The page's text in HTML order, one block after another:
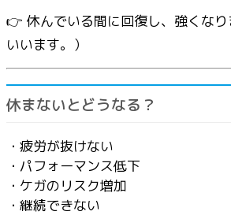
👉 休んでいる間に回復し、強くな
いいます。）
休まないとどうなる？
・疲労が抜けない
・パフォーマンス低下
・ケガのリスク増加
・継続できない